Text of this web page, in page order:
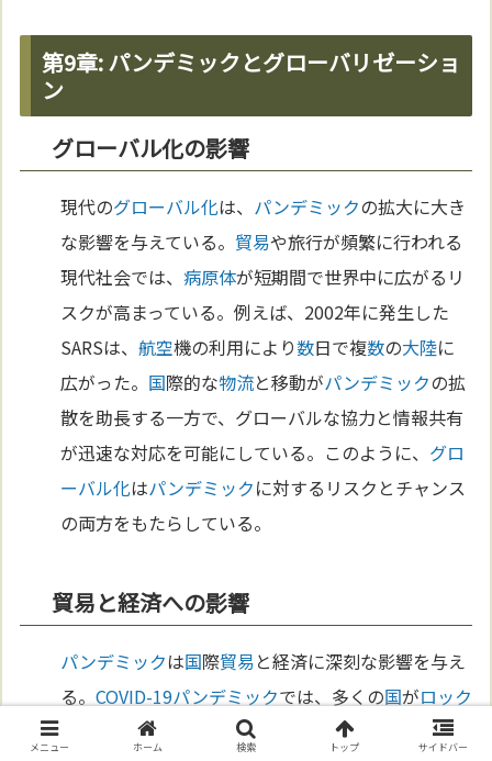
第9章: パンデミックとグローバリゼーショ
ン
グローバル化の影響
現代のグローバル化は、 パンデミックの拡大に大き
な影響を与えている。貿易や旅行が頻繁に行われる
現代社会では、病原体が短期間で世界中に広がるリ
スクが高まっている。例えば、2002年に発生した
SARSは、航空機の利用により数日で複数の大陸に
広がった。 国際的な物流と移動がパンデミックの拡
散を助長する一方で、グローバルな協力と情報共有
が迅速な対応を可能にしている。このように、 グロ
ーバル化はパンデミックに対するリスクとチャンス
の両方をもたらしている。
貿易と経済への影響
パンデミックは国際貿易と経済に深刻な影響を与え
る。COVID-19パンデミックでは、多くの国がロック
ダウンを実施し、製造業やサービス業が停止したた
メニュー ホーム 検索 トップ サイドバー